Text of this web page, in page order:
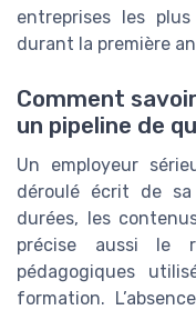
entreprises les
durant la première
Comment
un pipeline de
Un employeur
déroulé écrit de
durées, les
précise aussi le
pédagogiques
formation.